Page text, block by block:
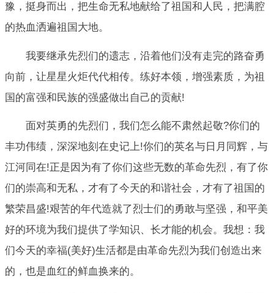
豫，挺身而出，把生命无私地献给了祖国和人民，把满腔
的热血洒遍祖国大地。
我要继承先烈们的遗志，沿着他们没有走完的路奋勇
向前，让星星火炬代代相传。练好本领，增强素质，为祖
国的富强和民族的强盛做出自己的贡献!
面对英勇的先烈们，我们怎么能不肃然起敬?你们的
丰功伟绩，深深地刻在史记上!你们的英名与日月同辉，与
江河同在!正是因为有了你们这些无数的革命先烈，有了你
们的崇高和无私，才有了今天的和谐社会，才有了祖国的
繁荣昌盛!艰苦的年代造就了烈士们的勇敢与坚强，和平美
好的环境为我们提供了学知识、长才能的机会。我想：我
们今天的幸福(美好)生活都是由革命先烈为我们创造出来
的，也是血红的鲜血换来的。